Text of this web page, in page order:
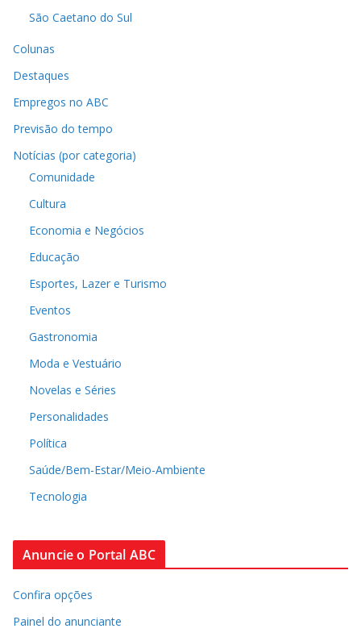
São Caetano do Sul
Colunas
Destaques
Empregos no ABC
Previsão do tempo
Notícias (por categoria)
Comunidade
Cultura
Economia e Negócios
Educação
Esportes, Lazer e Turismo
Eventos
Gastronomia
Moda e Vestuário
Novelas e Séries
Personalidades
Política
Saúde/Bem-Estar/Meio-Ambiente
Tecnologia
Anuncie o Portal ABC
Confira opções
Painel do anunciante